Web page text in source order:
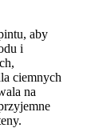
aby
i
ciemnych
na